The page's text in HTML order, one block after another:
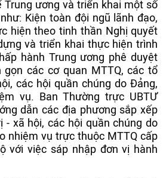
Trung ương và triển khai một số
Kiện toàn đội ngũ lãnh đạo,
hiện theo tinh thần Nghị quyết
và triển khai thực hiện trình
hành Trung ương phê duyệt
các cơ quan MTTQ, các tổ
các hội quần chúng do Đảng,
vụ. Ban Thường trực UBTƯ
dẫn các địa phương sắp xếp
- xã hội, các hội quần chúng do
nhiệm vụ trực thuộc MTTQ cấp
với việc sáp nhập đơn vị hành